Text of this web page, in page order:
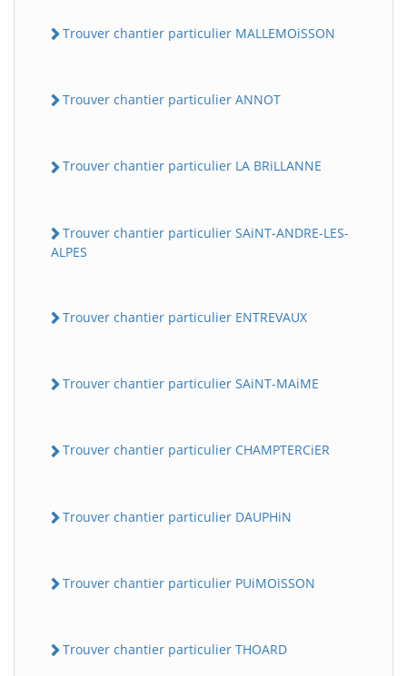
Trouver chantier particulier MALLEMOiSSON
Trouver chantier particulier ANNOT
Trouver chantier particulier LA BRiLLANNE
Trouver chantier particulier SAiNT-ANDRE-LES-
ALPES
Trouver chantier particulier ENTREVAUX
Trouver chantier particulier SAiNT-MAiME
Trouver chantier particulier CHAMPTERCiER
Trouver chantier particulier DAUPHiN
Trouver chantier particulier PUiMOiSSON
Trouver chantier particulier THOARD